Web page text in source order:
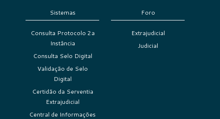
Sistemas
Consulta Protocolo 2a
Instância
Consulta Selo Digital
Validação de Selo
Digital
Certidão da Serventia
Extrajudicial
Central de Informações
Foro
Extrajudicial
Judicial